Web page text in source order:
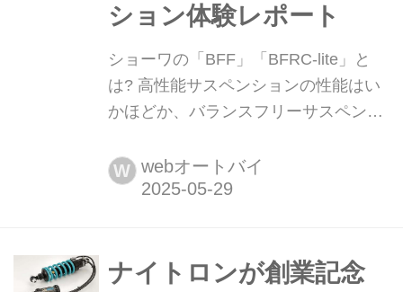
ション体験レポート
ショーワの「BFF」「BFRC-lite」と
は? 高性能サスペンションの性能はい
かほどか、バランスフリーサスペンシ
ション」の名前はバイク乗りなら一度
は耳にしたことがあるだろう。世界の
日本のブランドだ。現在はアステモの
W webオートバイ
ナイトロンが創業記念